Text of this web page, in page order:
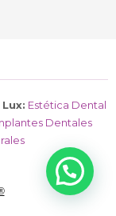
Estética Dental
Dentales